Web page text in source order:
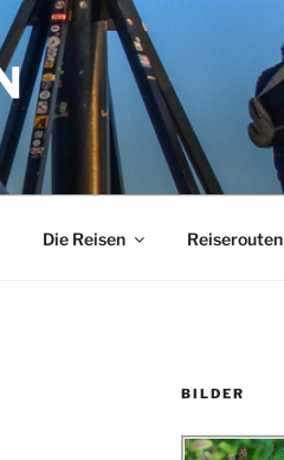
Die Reisen Reiserouten
BILDER